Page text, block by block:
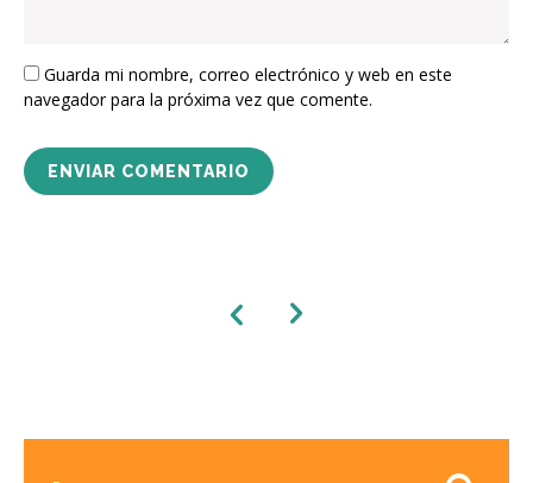
Guarda mi nombre, correo electrónico y web en este
navegador para la próxima vez que comente.